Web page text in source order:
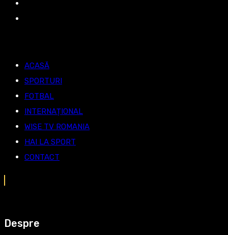
ACASĂ
SPORTURI
FOTBAL
INTERNAȚIONAL
WISE TV ROMANIA
HAI LA SPORT
CONTACT
Despre